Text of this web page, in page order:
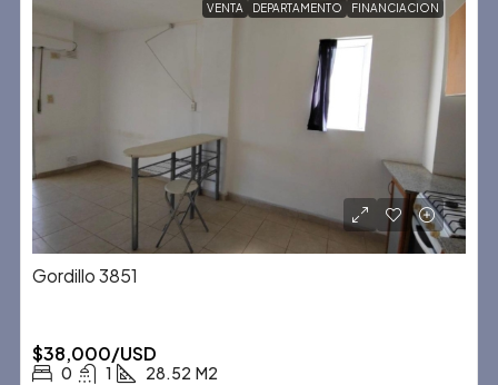
VENTA DEPARTAMENTO FINANCIACION
Gordillo 3851
$38,000/USD
0 1 28.52 M2